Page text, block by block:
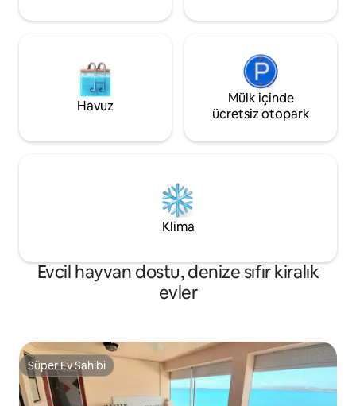
Havuz
Mülk içinde
ücretsiz otopark
Klima
Evcil hayvan dostu, denize sıfır kiralık
evler
Süper Ev Sahibi
Süper Ev Sahibi